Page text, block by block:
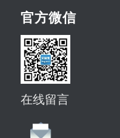
官方微信
在线留言